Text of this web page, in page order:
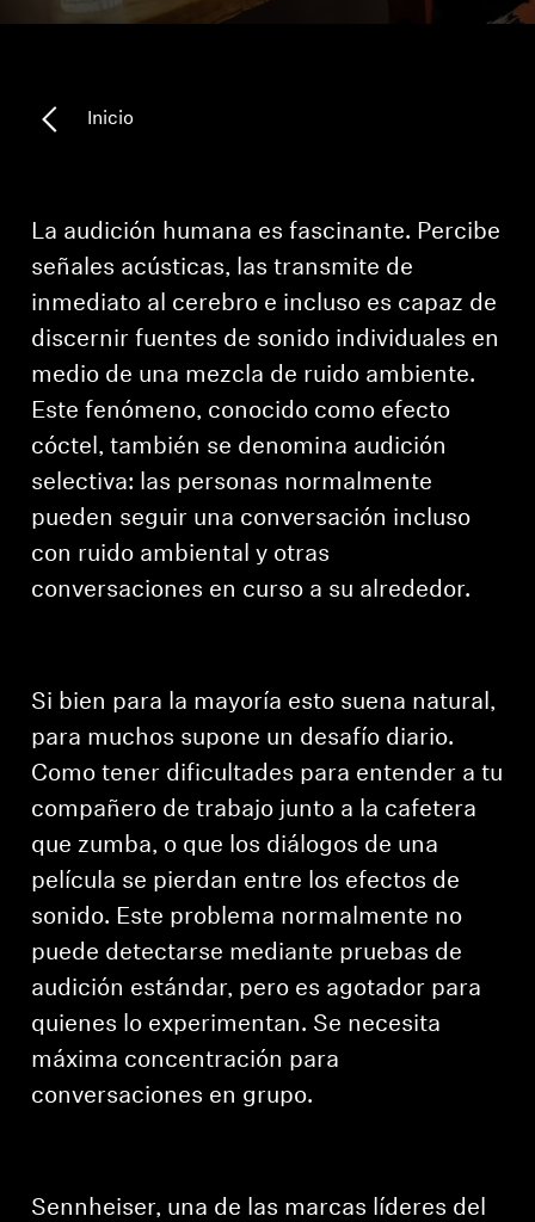
Auriculares para audición de TV
Piezas y accesorios auditivos originales
Barras de sonido
Barras de sonido y subwoofers AMBEO
Descubrir
Innovaciones
Sound Space
Asistencia
Inicio
La audición humana es fascinante. Percibe
señales acústicas, las transmite de
inmediato al cerebro e incluso es capaz de
discernir fuentes de sonido individuales en
medio de una mezcla de ruido ambiente.
Este fenómeno, conocido como efecto
cóctel, también se denomina audición
selectiva: las personas normalmente
pueden seguir una conversación incluso
con ruido ambiental y otras
conversaciones en curso a su alrededor.
Si bien para la mayoría esto suena natural,
para muchos supone un desafío diario.
Como tener dificultades para entender a tu
compañero de trabajo junto a la cafetera
que zumba, o que los diálogos de una
película se pierdan entre los efectos de
sonido. Este problema normalmente no
puede detectarse mediante pruebas de
audición estándar, pero es agotador para
quienes lo experimentan. Se necesita
máxima concentración para
conversaciones en grupo.
Sennheiser, una de las marcas líderes del